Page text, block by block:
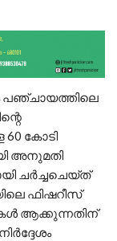
പഞ്ചായത്തിലെ
60 കോടി
അനുമതി
ചർച്ചചെയ്ത്
ഫിഷറീസ്
ആക്കുന്നതിന്